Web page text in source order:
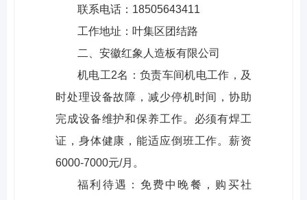
联系电话：18505643411
工作地址：叶集区团结路
二、安徽红象人造板有限公司
机电工2名：负责车间机电工作，及
时处理设备故障，减少停机时间，协助
完成设备维护和保养工作。必须有焊工
证，身体健康，能适应倒班工作。薪资
6000-7000元/月。
福利待遇：免费中晚餐，购买社